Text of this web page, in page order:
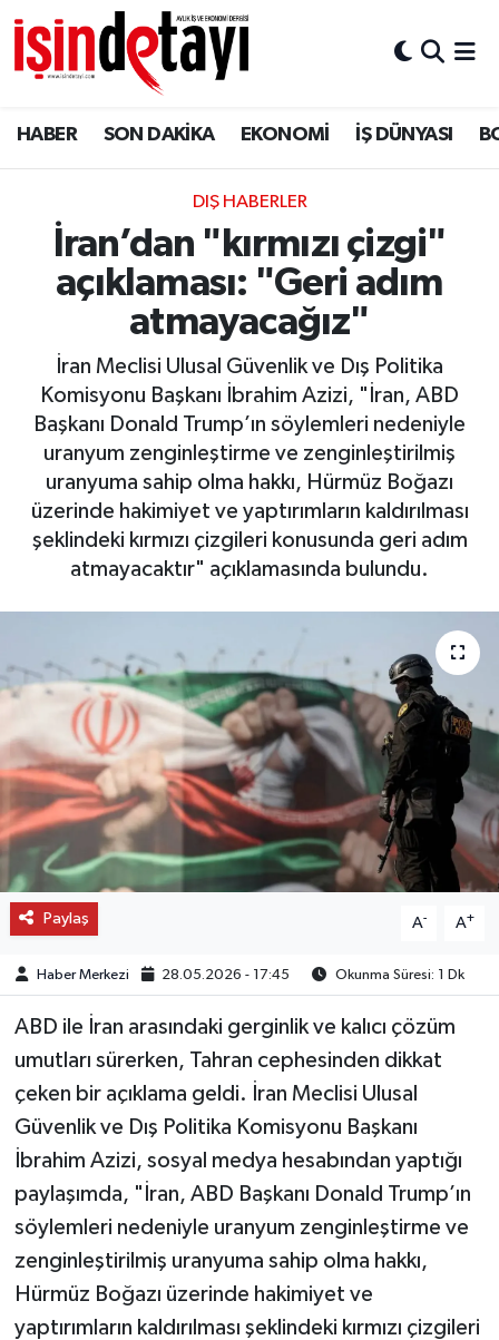
HABER SON DAKİKA EKONOMİ İŞ DÜNYASI
DIŞ HABERLER
İran’dan "kırmızı çizgi"
açıklaması: "Geri adım
atmayacağız"
İran Meclisi Ulusal Güvenlik ve Dış Politika
Komisyonu Başkanı İbrahim Azizi, "İran, ABD
Başkanı Donald Trump’ın söylemleri nedeniyle
uranyum zenginleştirme ve zenginleştirilmiş
uranyuma sahip olma hakkı, Hürmüz Boğazı
üzerinde hakimiyet ve yaptırımların kaldırılması
şeklindeki kırmızı çizgileri konusunda geri adım
atmayacaktır" açıklamasında bulundu.
Paylaş A- A+
Haber Merkezi 28.05.2026 - 17:45 Okunma Süresi: 1 Dk
ABD ile İran arasındaki gerginlik ve kalıcı çözüm
umutları sürerken, Tahran cephesinden dikkat
çeken bir açıklama geldi. İran Meclisi Ulusal
Güvenlik ve Dış Politika Komisyonu Başkanı
İbrahim Azizi, sosyal medya hesabından yaptığı
paylaşımda, "İran, ABD Başkanı Donald Trump’ın
söylemleri nedeniyle uranyum zenginleştirme ve
zenginleştirilmiş uranyuma sahip olma hakkı,
Hürmüz Boğazı üzerinde hakimiyet ve
yaptırımların kaldırılması şeklindeki kırmızı çizgileri
DÜNYA
Eğitim
ENERJİ HABERİ
GAYRİMENKUL
HABER
LOJİSTİK
MAGAZİN
OTO DETAY
SON DAKİKA
SPOR
FİNANS
Nöbetçi Eczaneler
Hava Durumu
İstanbul Namaz Vakitleri
Trafik Durumu
Süper Lig Puan Durumu ve Fikstür
Tüm Manşetler
Son Dakika Haberleri
Haber Arşivi